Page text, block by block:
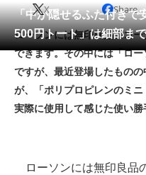
ペット
工具・DIY
生活家電
空調・季節家電
「中が隠せるふた付き
500円トート」は細部ま
X Share
ローソンには無印良品のコ
できます。その中には「ロ
ですが、最近登場したもの
が、「ポリプロピレンのミニ
実際に使用して感じた使い勝
ローソンには無印良品